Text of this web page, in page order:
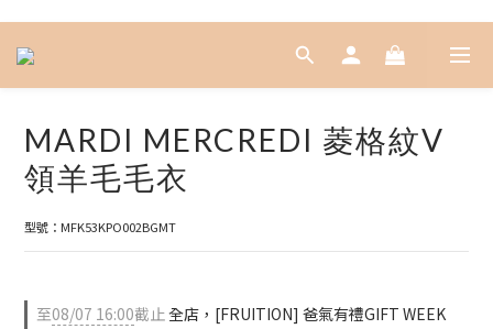
MARDI MERCREDI 菱格紋V
領羊毛毛衣
型號：MFK53KPO002BGMT
至08/07 16:00截止全店，[FRUITION] 爸氣有禮GIFT WEEK